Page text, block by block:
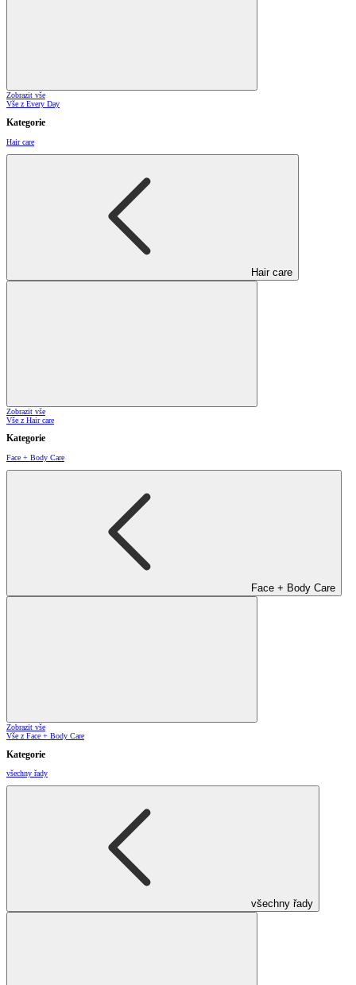
Zobrazit vše
Vše z Every Day
Kategorie
Hair care
Hair care
Zobrazit vše
Vše z Hair care
Kategorie
Face + Body Care
Face + Body Care
Zobrazit vše
Vše z Face + Body Care
Kategorie
všechny řady
všechny řady